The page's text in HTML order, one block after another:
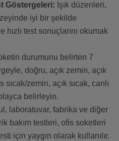
Göstergeleri: Işık düzenleri,
iyi bir şekilde
test sonuçlarını okumak
durumunu belirten 7
doğru, açık zemin, açık
sıcak/zemin, açık sıcak, canlı
belirleyin.
laboratuvar, fabrika ve diğer
bakım testleri, ofis soketleri
için yaygın olarak kullanılır.